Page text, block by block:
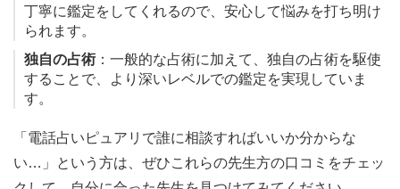
丁寧に鑑定をしてくれるので、安心して悩みを打ち明け
られます。
独自の占術 ：一般的な占術に加えて、独自の占術を駆使
することで、より深いレベルでの鑑定を実現していま
す。
「電話占いピュアリで誰に相談すればいいか分からな
い…」という方は、ぜひこれらの先生方の口コミをチェッ